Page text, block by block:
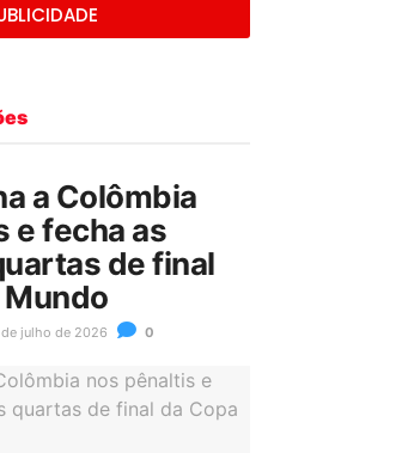
a Colômbia
e fecha as
de final
Mundo
julho de 2026 0